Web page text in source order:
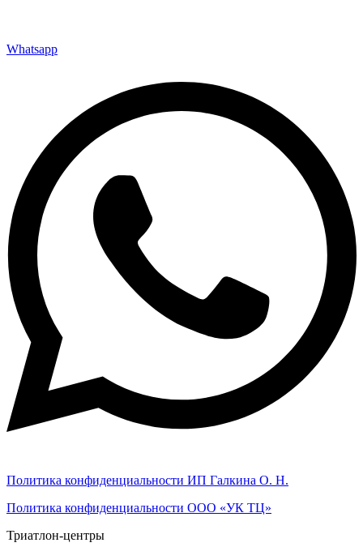
Whatsapp
Политика конфиденциальности ИП Галкина О. Н.
Политика конфиденциальности ООО «УК ТЦ»
Триатлон-центры